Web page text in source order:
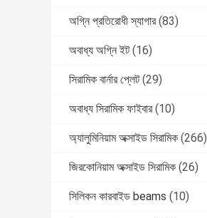
অগ্নি প্রতিরোধী স্যাগার (83)
অবাধ্য অগ্নি ইট (16)
সিরামিক বার্নার প্লেট (29)
অবাধ্য সিরামিক ফাইবার (10)
অ্যালুমিনিয়াম অক্সাইড সিরামিক (266)
জিরকোনিয়াম অক্সাইড সিরামিক (26)
সিলিকন কারবাইড beams (10)